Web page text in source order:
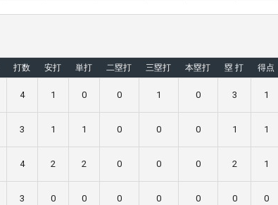
打数 安打 単打 二塁打 三塁打 本塁打 塁 打 得点
4 1 0 0 1 0 3 1
3 1 1 0 0 0 1 1
4 2 2 0 0 0 2 1
3 0 0 0 0 0 0 0